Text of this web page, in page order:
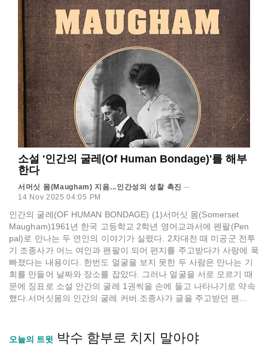
소설 '인간의 굴레(Of Human Bondage)'를 해부
한다
서머싯 몸(Maugham) 지음...인간성의 성찰 촉진 --
14 Nov 2025 04:05 PM
인간의 굴레(OF HUMAN BONDAGE) (1)서머싯 몸(Somerset
Maugham)1961년 한국 고등학교 2학년 영어교과서에 펜팔(Pen
pal)로 만나는 두 연인의 이야기가 실렸다. 2차대전 때 미공군 전투
기 조종사가 어느 여인과 펜팔이 되어 편지를 주고받다가 사랑에 푹
빠졌다는 내용이다. 한번도 얼굴을 보지 못한 두 사람은 만나는 기
회를 만들어 날짜와 장소를 잡았다. 그러나 얼굴을 서로 모르기 때
문에 징표로 소설 안간의 굴레 1권씩을 손에 들고 나타나기로 약속
했다.서머싯몸의 인간의 굴레 커버.조종사가 글을 주고받던 펜...
오늘의 트윗 박수 함부로 치지 말아야